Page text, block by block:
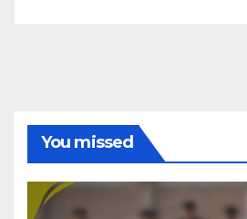
You missed